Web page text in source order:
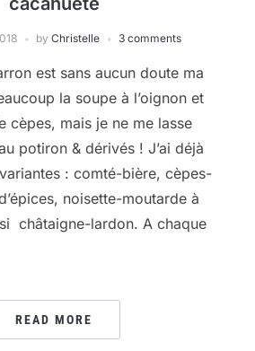
by Christelle 3 comments
est sans aucun doute ma
la soupe à l’oignon et
cèpes, mais je ne me lasse
potiron & dérivés ! J’ai déjà
: comté-bière, cèpes-
noisette-moutarde à
châtaigne-lardon. A chaque
READ MORE